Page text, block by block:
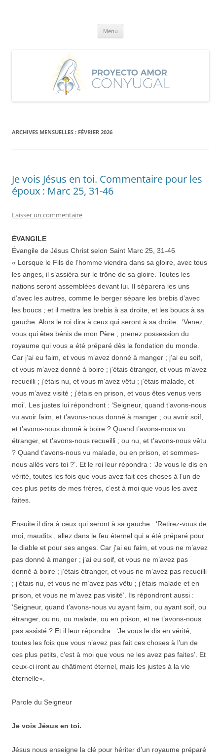
Menu
ARCHIVES MENSUELLES : FÉVRIER 2026
Je vois Jésus en toi. Commentaire pour les
époux : Marc 25, 31-46
Laisser un commentaire
ÉVANGILE
Évangile de Jésus Christ selon Saint Marc 25, 31-46
« Lorsque le Fils de l’homme viendra dans sa gloire, avec tous
les anges, il s’assiéra sur le trône de sa gloire. Toutes les
nations seront assemblées devant lui. Il séparera les uns
d’avec les autres, comme le berger sépare les brebis d’avec
les boucs ; et il mettra les brebis à sa droite, et les boucs à sa
gauche. Alors le roi dira à ceux qui seront à sa droite : ‘Venez,
vous qui êtes bénis de mon Père ; prenez possession du
royaume qui vous a été préparé dès la fondation du monde.
Car j’ai eu faim, et vous m’avez donné à manger ; j’ai eu soif,
et vous m’avez donné à boire ; j’étais étranger, et vous m’avez
recueilli ; j’étais nu, et vous m’avez vêtu ; j’étais malade, et
vous m’avez visité ; j’étais en prison, et vous êtes venus vers
moi’. Les justes lui répondront : ‘Seigneur, quand t’avons-nous
vu avoir faim, et t’avons-nous donné à manger ; ou avoir soif,
et t’avons-nous donné à boire ? Quand t’avons-nous vu
étranger, et t’avons-nous recueilli ; ou nu, et t’avons-nous vêtu
? Quand t’avons-nous vu malade, ou en prison, et sommes-
nous allés vers toi ?’. Et le roi leur répondra : ‘Je vous le dis en
vérité, toutes les fois que vous avez fait ces choses à l’un de
ces plus petits de mes frères, c’est à moi que vous les avez
faites.
Ensuite il dira à ceux qui seront à sa gauche : ‘Retirez-vous de
moi, maudits ; allez dans le feu éternel qui a été préparé pour
le diable et pour ses anges. Car j’ai eu faim, et vous ne m’avez
pas donné à manger ; j’ai eu soif, et vous ne m’avez pas
donné à boire ; j’étais étranger, et vous ne m’avez pas recueilli
; j’étais nu, et vous ne m’avez pas vêtu ; j’étais malade et en
prison, et vous ne m’avez pas visité’. Ils répondront aussi :
‘Seigneur, quand t’avons-nous vu ayant faim, ou ayant soif, ou
étranger, ou nu, ou malade, ou en prison, et ne t’avons-nous
pas assisté ? Et il leur répondra : ‘Je vous le dis en vérité,
toutes les fois que vous n’avez pas fait ces choses à l’un de
ces plus petits, c’est à moi que vous ne les avez pas faites’. Et
ceux-ci iront au châtiment éternel, mais les justes à la vie
éternelle».
Parole du Seigneur
Je vois Jésus en toi.
Jésus nous enseigne la clé pour hériter d’un royaume préparé